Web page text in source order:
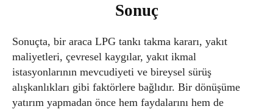
Sonuç
Sonuçta, bir araca LPG tankı takma kararı, yakıt
maliyetleri, çevresel kaygılar, yakıt ikmal
istasyonlarının mevcudiyeti ve bireysel sürüş
alışkanlıkları gibi faktörlere bağlıdır. Bir dönüşüme
yatırım yapmadan önce hem faydalarını hem de